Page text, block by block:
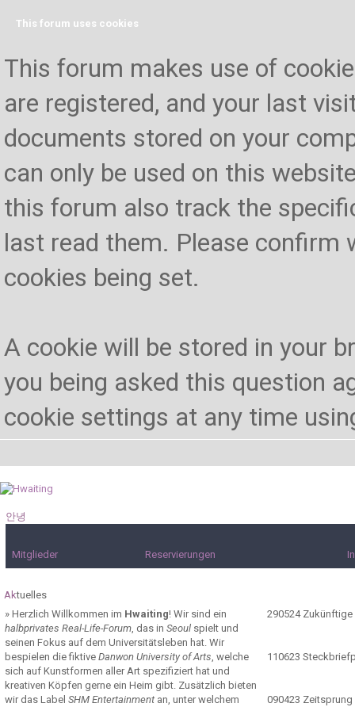
This forum uses cookies
This forum makes use of
are registered, and your last
documents stored on your
can only be used on this
this forum also track the
last read them. Please confirm
cookies being set.
A cookie will be stored in your
you being asked this question
cookie settings at any time
안녕
Mitglieder Reservierungen
Aktuelles
» Herzlich Willkommen im Hwaiting! Wir sind ein
halbprivates Real-Life-Forum, das in Seoul spielt und
seinen Fokus auf dem Universitätsleben hat. Wir
bespielen die fiktive Danwon University of Arts, welche
sich auf Kunstformen aller Art spezifiziert hat und
kreativen Köpfen gerne ein Heim gibt. Zusätzlich bieten
wir das Label SHM Entertainment an, unter welchem
290524Zukünftige
110623
090423